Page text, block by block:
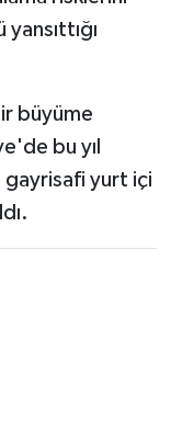
büyüme
bu yıl
yurt içi